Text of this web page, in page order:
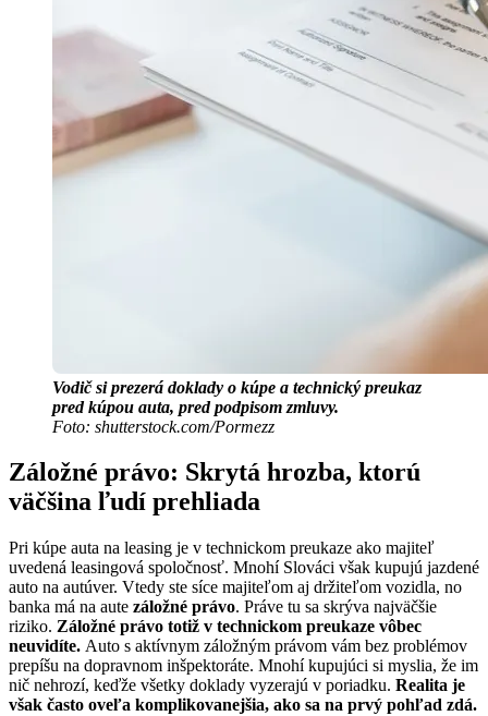
Vodič si prezerá doklady o kúpe a technický preukaz
pred kúpou auta, pred podpisom zmluvy.
Foto: shutterstock.com/Pormezz
Záložné právo: Skrytá hrozba, ktorú
väčšina ľudí prehliada
Pri kúpe auta na leasing je v technickom preukaze ako majiteľ
uvedená leasingová spoločnosť. Mnohí Slováci však kupujú jazdené
auto na autúver. Vtedy ste síce majiteľom aj držiteľom vozidla, no
banka má na aute záložné právo. Práve tu sa skrýva najväčšie
riziko. Záložné právo totiž v technickom preukaze vôbec
neuvidíte. Auto s aktívnym záložným právom vám bez problémov
prepíšu na dopravnom inšpektoráte. Mnohí kupujúci si myslia, že im
nič nehrozí, keďže všetky doklady vyzerajú v poriadku. Realita je
však často oveľa komplikovanejšia, ako sa na prvý pohľad zdá.